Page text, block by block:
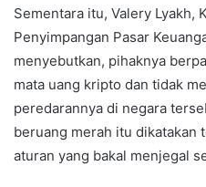
Sementara itu, Valery Lyakh,
Penyimpangan Pasar
menyebutkan, pihaknya
mata uang kripto dan tidak
peredarannya di negara
beruang merah itu dikatakan
aturan yang bakal menjegal